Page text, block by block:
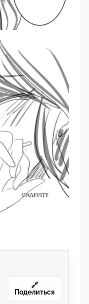
🔗
Поделиться